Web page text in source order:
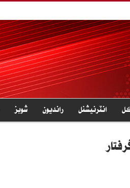
انٽرنيشنل رانديون شوبز